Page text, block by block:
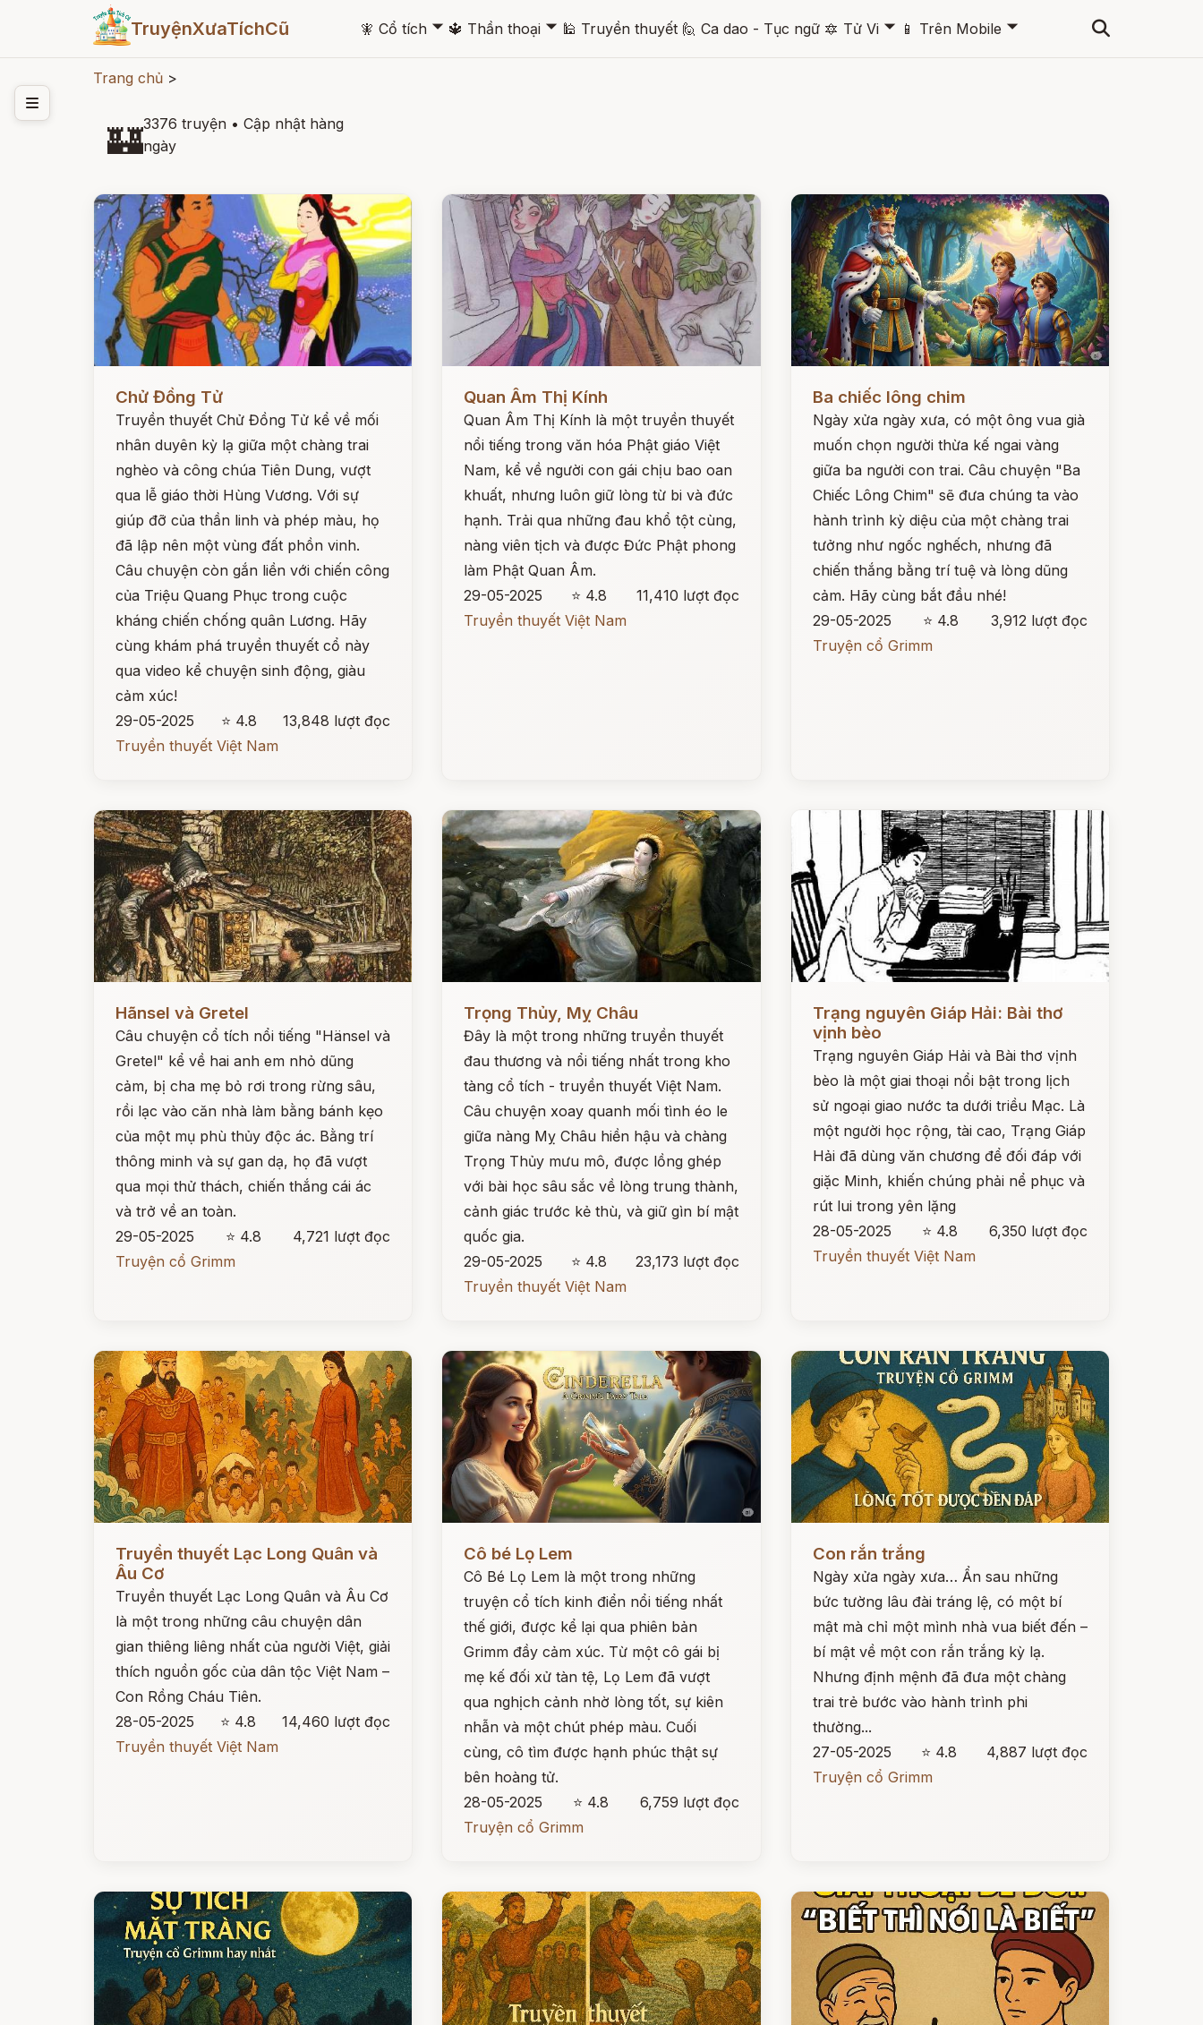
TruyệnXưaTíchCũ 🧚 Cổ tích 🞃 🔱 Thần thoại 🞃 🕌 Truyền thuyết 🙋 Ca dao - Tục ngữ 🔯 Tử Vi 🞃 📱 Trên Mobile 🞃
Trang chủ >
🏰3376 truyện • Cập nhật hàng
ngày
Chử Đồng Tử
Truyền thuyết Chử Đồng Tử kể về mối
nhân duyên kỳ lạ giữa một chàng trai
nghèo và công chúa Tiên Dung, vượt
qua lễ giáo thời Hùng Vương. Với sự
giúp đỡ của thần linh và phép màu, họ
đã lập nên một vùng đất phồn vinh.
Câu chuyện còn gắn liền với chiến công
của Triệu Quang Phục trong cuộc
kháng chiến chống quân Lương. Hãy
cùng khám phá truyền thuyết cổ này
qua video kể chuyện sinh động, giàu
cảm xúc!
29-05-2025
⭐ 4.8
13,848 lượt đọc
Truyền thuyết Việt Nam
Quan Âm Thị Kính
Quan Âm Thị Kính là một truyền thuyết
nổi tiếng trong văn hóa Phật giáo Việt
Nam, kể về người con gái chịu bao oan
khuất, nhưng luôn giữ lòng từ bi và đức
hạnh. Trải qua những đau khổ tột cùng,
nàng viên tịch và được Đức Phật phong
làm Phật Quan Âm.
29-05-2025
⭐ 4.8
11,410 lượt đọc
Truyền thuyết Việt Nam
Ba chiếc lông chim
Ngày xửa ngày xưa, có một ông vua già
muốn chọn người thừa kế ngai vàng
giữa ba người con trai. Câu chuyện "Ba
Chiếc Lông Chim" sẽ đưa chúng ta vào
hành trình kỳ diệu của một chàng trai
tưởng như ngốc nghếch, nhưng đã
chiến thắng bằng trí tuệ và lòng dũng
cảm. Hãy cùng bắt đầu nhé!
29-05-2025
⭐ 4.8
3,912 lượt đọc
Truyện cổ Grimm
Hãnsel và Gretel
Câu chuyện cổ tích nổi tiếng "Hänsel và
Gretel" kể về hai anh em nhỏ dũng
cảm, bị cha mẹ bỏ rơi trong rừng sâu,
rồi lạc vào căn nhà làm bằng bánh kẹo
của một mụ phù thủy độc ác. Bằng trí
thông minh và sự gan dạ, họ đã vượt
qua mọi thử thách, chiến thắng cái ác
và trở về an toàn.
29-05-2025
⭐ 4.8
4,721 lượt đọc
Truyện cổ Grimm
Trọng Thủy, Mỵ Châu
Đây là một trong những truyền thuyết
đau thương và nổi tiếng nhất trong kho
tàng cổ tích - truyền thuyết Việt Nam.
Câu chuyện xoay quanh mối tình éo le
giữa nàng Mỵ Châu hiền hậu và chàng
Trọng Thủy mưu mô, được lồng ghép
với bài học sâu sắc về lòng trung thành,
cảnh giác trước kẻ thù, và giữ gìn bí mật
quốc gia.
29-05-2025
⭐ 4.8
23,173 lượt đọc
Truyền thuyết Việt Nam
Trạng nguyên Giáp Hải: Bài thơ
vịnh bèo
Trạng nguyên Giáp Hải và Bài thơ vịnh
bèo là một giai thoại nổi bật trong lịch
sử ngoại giao nước ta dưới triều Mạc. Là
một người học rộng, tài cao, Trạng Giáp
Hải đã dùng văn chương để đối đáp với
giặc Minh, khiến chúng phải nể phục và
rút lui trong yên lặng
28-05-2025
⭐ 4.8
6,350 lượt đọc
Truyền thuyết Việt Nam
Đọc ngay
Truyền thuyết Lạc Long Quân và
Âu Cơ
Truyền thuyết Lạc Long Quân và Âu Cơ
là một trong những câu chuyện dân
gian thiêng liêng nhất của người Việt, giải
thích nguồn gốc của dân tộc Việt Nam –
Con Rồng Cháu Tiên.
28-05-2025
⭐ 4.8
14,460 lượt đọc
Truyền thuyết Việt Nam
Cô bé Lọ Lem
Cô Bé Lọ Lem là một trong những
truyện cổ tích kinh điển nổi tiếng nhất
thế giới, được kể lại qua phiên bản
Grimm đầy cảm xúc. Từ một cô gái bị
mẹ kế đối xử tàn tệ, Lọ Lem đã vượt
qua nghịch cảnh nhờ lòng tốt, sự kiên
nhẫn và một chút phép màu. Cuối
cùng, cô tìm được hạnh phúc thật sự
bên hoàng tử.
28-05-2025
⭐ 4.8
6,759 lượt đọc
Truyện cổ Grimm
Con rắn trắng
Ngày xửa ngày xưa… Ẩn sau những
bức tường lâu đài tráng lệ, có một bí
mật mà chỉ một mình nhà vua biết đến –
bí mật về một con rắn trắng kỳ lạ.
Nhưng định mệnh đã đưa một chàng
trai trẻ bước vào hành trình phi
thường...
27-05-2025
⭐ 4.8
4,887 lượt đọc
Truyện cổ Grimm